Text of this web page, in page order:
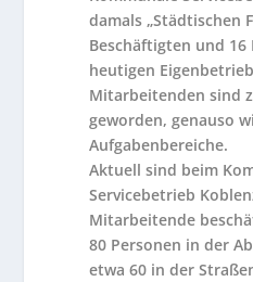
damals „Städtischen
Beschäftigten und 16
heutigen
Mitarbeitenden sind
geworden, genauso
Aufgabenbereiche.
Aktuell sind beim
Servicebetrieb
Mitarbeitende
80 Personen in der
etwa 60 in der